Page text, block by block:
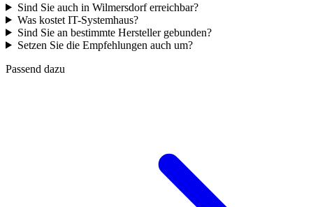
Sind Sie auch in Wilmersdorf erreichbar?
Was kostet IT-Systemhaus?
Sind Sie an bestimmte Hersteller gebunden?
Setzen Sie die Empfehlungen auch um?
Passend dazu